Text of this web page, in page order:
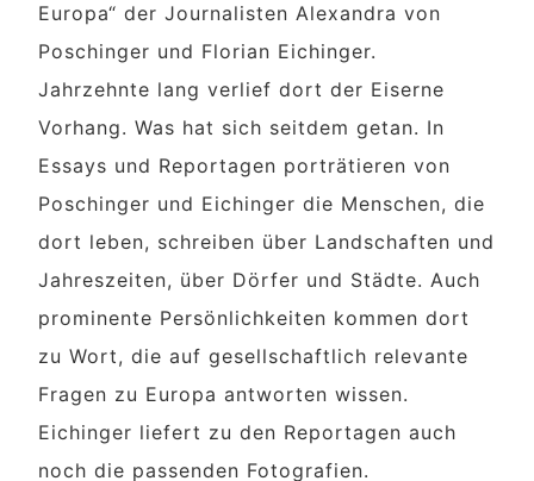
Europa“ der Journalisten Alexandra von
Poschinger und Florian Eichinger.
Jahrzehnte lang verlief dort der Eiserne
Vorhang. Was hat sich seitdem getan. In
Essays und Reportagen porträtieren von
Poschinger und Eichinger die Menschen, die
dort leben, schreiben über Landschaften und
Jahreszeiten, über Dörfer und Städte. Auch
prominente Persönlichkeiten kommen dort
zu Wort, die auf gesellschaftlich relevante
Fragen zu Europa antworten wissen.
Eichinger liefert zu den Reportagen auch
noch die passenden Fotografien.